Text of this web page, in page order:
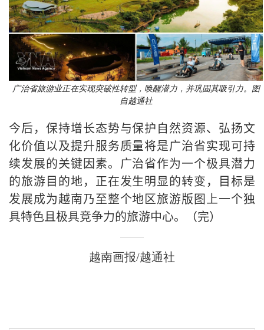
广治省旅游业正在实现突破性转型，唤醒潜力，并巩固其吸引力。图
自越通社
今后，保持增长态势与保护自然资源、弘扬文
化价值以及提升服务质量将是广治省实现可持
续发展的关键因素。广治省作为一个极具潜力
的旅游目的地，正在发生明显的转变，目标是
发展成为越南乃至整个地区旅游版图上一个独
具特色且极具竞争力的旅游中心。（完）
越南画报/越通社